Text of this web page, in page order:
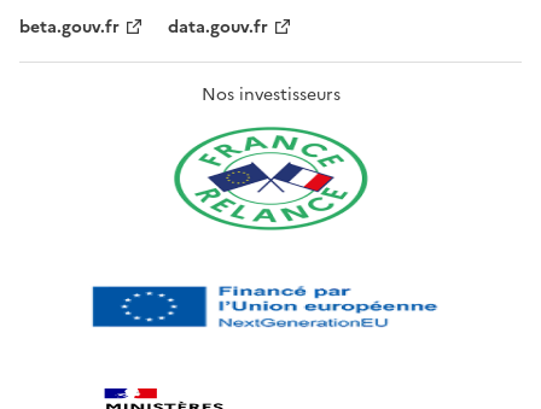
beta.gouv.fr
data.gouv.fr
Nos investisseurs